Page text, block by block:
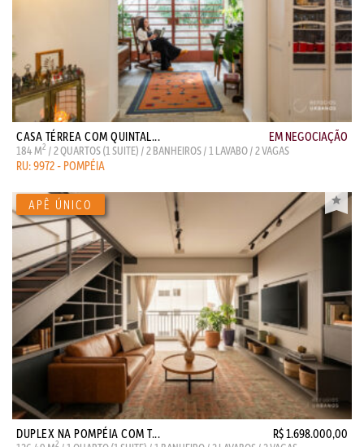
CASA TÉRREA COM QUINTAL... EM NEGOCIAÇÃO
184 M2 / 2 QUARTOS (1 SUITE) / 2 BANHEIROS / 1 LAVABO / 2 VAGAS
RU: 9972 - POMPÉIA
DUPLEX NA POMPÉIA COM T... R$ 1.698.000,00
2